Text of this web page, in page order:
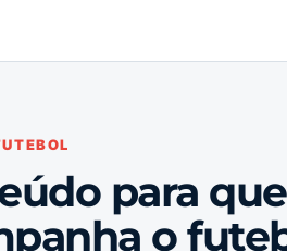
para
o